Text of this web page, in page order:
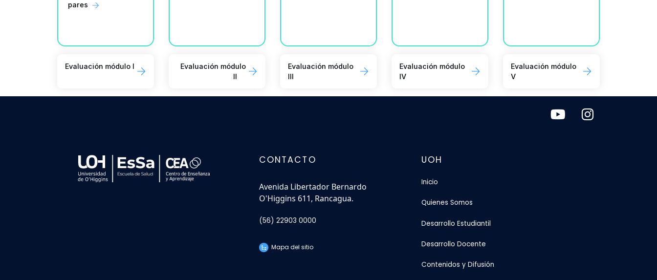
pares
Evaluación módulo I
Evaluación módulo
II
Evaluación módulo
III
Evaluación módulo
IV
Evaluación módulo
V
CONTACTO
Avenida Libertador Bernardo
O'Higgins 611, Rancagua.
(56) 22903 0000
Mapa del sitio
UOH
Inicio
Quienes Somos
Desarrollo Estudiantil
Desarrollo Docente
Contenidos y Difusión